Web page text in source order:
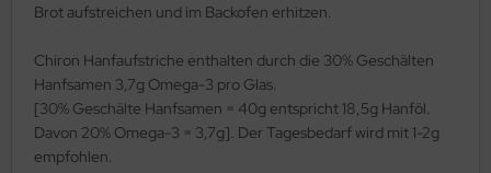
Brot aufstreichen und im Backofen erhitzen.
Chiron Hanfaufstriche enthalten durch die 30% Geschälten
Hanfsamen 3,7g Omega-3 pro Glas.
[30% Geschälte Hanfsamen = 40g entspricht 18,5g Hanföl.
Davon 20% Omega-3 = 3,7g]. Der Tagesbedarf wird mit 1-2g
empfohlen.